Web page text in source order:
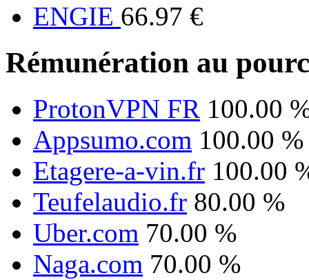
ENGIE 66.97 €
Rémunération au
ProtonVPN FR 100.00
Appsumo.com 100.00 %
Etagere-a-vin.fr 100.00
Teufelaudio.fr 80.00 %
Uber.com 70.00 %
Naga.com 70.00 %